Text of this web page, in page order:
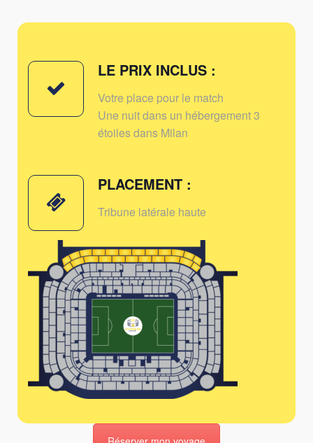
LE PRIX INCLUS :
Votre place pour le match
Une nuit dans un hébergement 3
étoiles dans Milan
PLACEMENT :
Tribune latérale haute